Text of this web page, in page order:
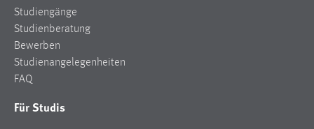
Studiengänge
Studienberatung
Bewerben
Studienangelegenheiten
FAQ
Für Studis